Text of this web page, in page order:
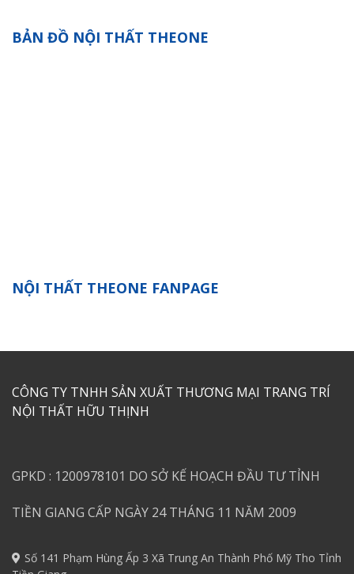
BẢN ĐỒ NỘI THẤT THEONE
NỘI THẤT THEONE FANPAGE
CÔNG TY TNHH SẢN XUẤT THƯƠNG MẠI TRANG TRÍ
NỘI THẤT HỮU THỊNH
GPKD : 1200978101 DO SỞ KẾ HOẠCH ĐẦU TƯ TỈNH
TIỀN GIANG CẤP NGÀY 24 THÁNG 11 NĂM 2009
Số 141 Phạm Hùng Ấp 3 Xã Trung An Thành Phố Mỹ Tho Tỉnh